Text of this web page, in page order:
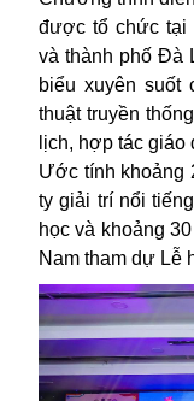
được tổ chức tại
và thành phố Đà
biểu xuyên suốt
thuật truyền
lịch, hợp tác
Ước tính khoảng
ty giải trí nổi
học và khoảng
Nam tham dự Lễ